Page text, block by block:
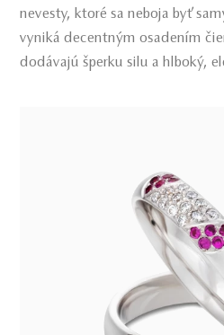
nevesty, ktoré sa neboja byť
vyniká decentným osadením
dodávajú šperku silu a hlboký,